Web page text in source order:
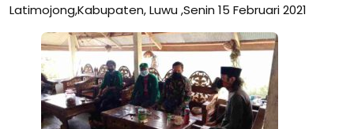
Latimojong,Kabupaten, Luwu ,Senin 15 Februari 2021